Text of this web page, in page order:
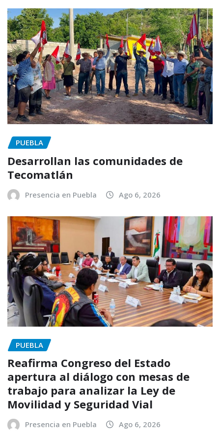
PUEBLA
Desarrollan las comunidades de
Tecomatlán
Presencia en Puebla Ago 6, 2026
PUEBLA
Reafirma Congreso del Estado
apertura al diálogo con mesas de
trabajo para analizar la Ley de
Movilidad y Seguridad Vial
Presencia en Puebla Ago 6, 2026